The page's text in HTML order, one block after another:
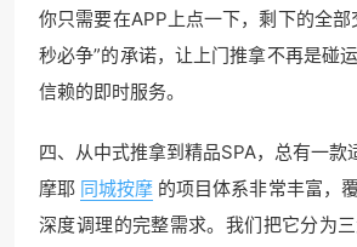
你只需要在APP上点一下，剩下的全部
秒必争”的承诺，让上门推拿不再是碰
信赖的即时服务。
四、从中式推拿到精品SPA，总有一款
摩耶 同城按摩 的项目体系非常丰富，
深度调理的完整需求。我们把它分为